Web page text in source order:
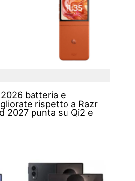
batteria e
rispetto a Razr
2027 punta su Qi2 e